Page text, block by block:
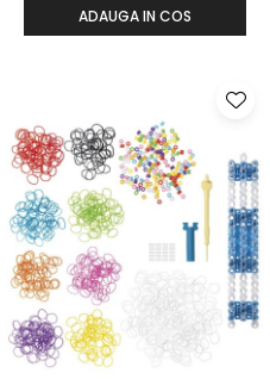
ADAUGA IN COS